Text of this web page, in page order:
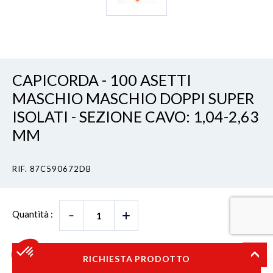
CAPICORDA - 100 ASETTI
MASCHIO MASCHIO DOPPI SUPER
ISOLATI - SEZIONE CAVO: 1,04-2,63
MM
RIF. 87C590672DB
Quantità :
RICHIESTA PRODOTTO